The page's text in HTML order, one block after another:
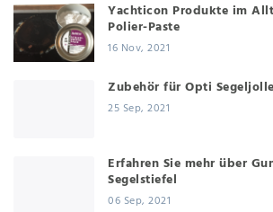
Yachticon Produkte im
Polier-Paste
16 Nov, 2021
Zubehör für Opti
25 Sep, 2021
Erfahren Sie mehr über
Segelstiefel
06 Sep, 2021